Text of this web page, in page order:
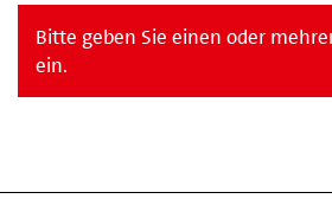
Bitte geben Sie einen oder
ein.